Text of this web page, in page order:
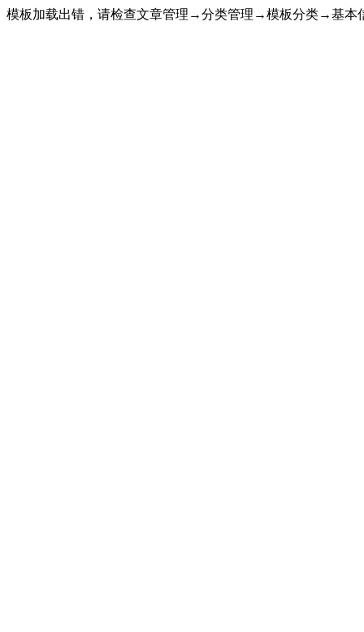
模板加载出错，请检查文章管理→分类管理→模板分类→基本